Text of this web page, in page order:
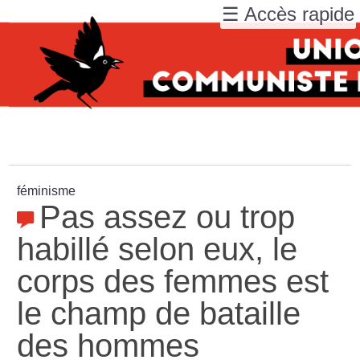
féminisme
Pas assez ou trop
habillé selon eux, le
corps des femmes est
le champ de bataille
des hommes
☰ Accès rapide